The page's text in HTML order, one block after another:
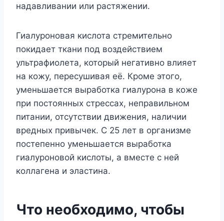
надавливании или растяжении.
Гиалуроновая кислота стремительно
покидает ткани под воздействием
ультрафиолета, который негативно влияет
на кожу, пересушивая её. Кроме этого,
уменьшается выработка гиалурона в коже
при постоянных стрессах, неправильном
питании, отсутствии движения, наличии
вредных привычек. С 25 лет в организме
постепенно уменьшается выработка
гиалуроновой кислоты, а вместе с ней
коллагена и эластина.
Что необходимо, чтобы